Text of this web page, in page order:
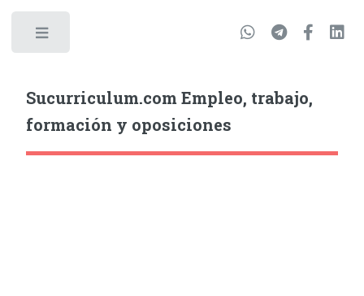
Sucurriculum.com Empleo, trabajo,
formación y oposiciones